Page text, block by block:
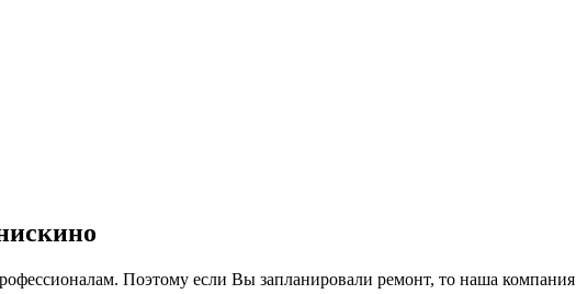
Поэтому если Вы запланировали ремонт, то наша компания